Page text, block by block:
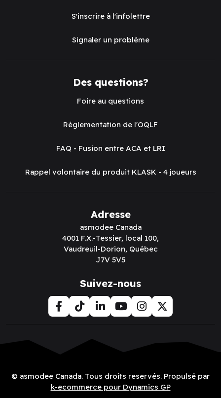
S'inscrire à l'infolettre
Signaler un problème
Des questions?
Foire au questions
Réglementation de l'OQLF
FAQ - Fusion entre ACA et LRI
Rappel volontaire du produit KLASK - 4 joueurs
Adresse
asmodee Canada
4001 F.X.-Tessier, local 100,
Vaudreuil-Dorion, Québec
J7V 5V5
Suivez-nous
© asmodee Canada. Tous droits reservés. Propulsé par
k-ecommerce pour Dynamics GP